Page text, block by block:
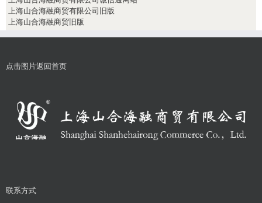
上海山合海融商贸有限公司旧版
上海山合海融商贸旧版
点击图片返回首页
联系方式